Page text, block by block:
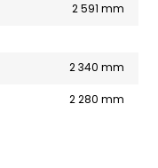
2 591 mm
2 340 mm
2 280 mm